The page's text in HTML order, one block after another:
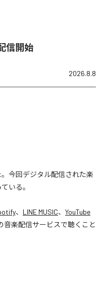
信開始
2026.8.8
。今回デジタル配信された楽
いる。
、 LINE MUSIC、 YouTube
音楽配信サービスで聴くこと